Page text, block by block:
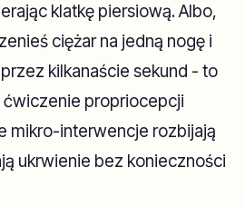
klatkę piersiową. Albo,
ciężar na jedną nogę i
kilkanaście sekund - to
ćwiczenie propriocepcji
mikro-interwencje rozbijają
ukrwienie bez konieczności